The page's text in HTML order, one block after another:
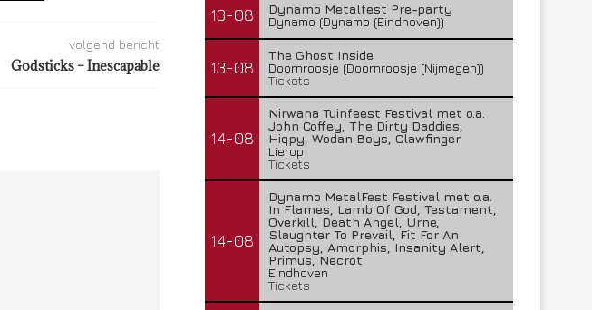
volgend bericht
Godsticks – Inescapable
13-08
Dynamo Metalfest Pre-party
Dynamo (Dynamo (Eindhoven))
13-08
The Ghost Inside
Doornroosje (Doornroosje (Nijmegen))
Tickets
14-08
Nirwana Tuinfeest Festival met o.a.
John Coffey, The Dirty Daddies,
Hiqpy, Wodan Boys, Clawfinger
Lierop
Tickets
14-08
Dynamo MetalFest Festival met o.a.
In Flames, Lamb Of God, Testament,
Overkill, Death Angel, Urne,
Slaughter To Prevail, Fit For An
Autopsy, Amorphis, Insanity Alert,
Primus, Necrot
Eindhoven
Tickets